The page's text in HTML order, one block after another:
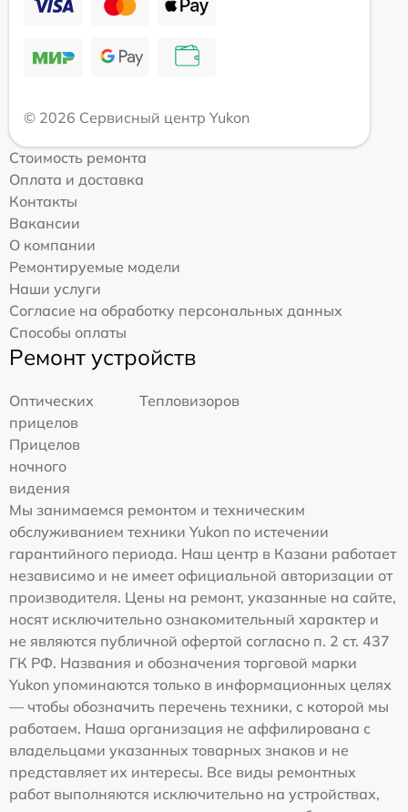
© 2026 Сервисный центр Yukon
Стоимость ремонта
Оплата и доставка
Контакты
Вакансии
О компании
Ремонтируемые модели
Наши услуги
Согласие на обработку персональных данных
Способы оплаты
Ремонт устройств
Оптических
прицелов
Тепловизоров
Прицелов
ночного
видения
Мы занимаемся ремонтом и техническим
обслуживанием техники Yukon по истечении
гарантийного периода. Наш центр в Казани работает
независимо и не имеет официальной авторизации от
производителя. Цены на ремонт, указанные на сайте,
носят исключительно ознакомительный характер и
не являются публичной офертой согласно п. 2 ст. 437
ГК РФ. Названия и обозначения торговой марки
Yukon упоминаются только в информационных целях
— чтобы обозначить перечень техники, с которой мы
работаем. Наша организация не аффилирована с
владельцами указанных товарных знаков и не
представляет их интересы. Все виды ремонтных
работ выполняются исключительно на устройствах,